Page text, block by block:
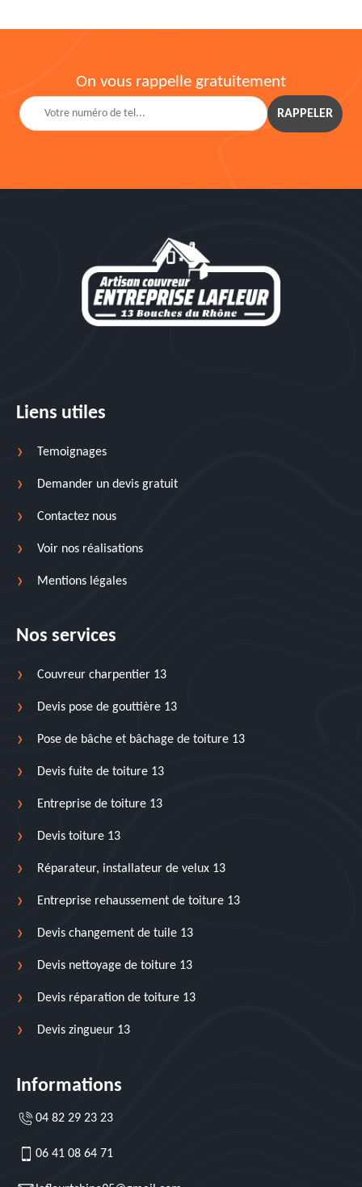
On vous rappelle gratuitement
Liens utiles
Temoignages
Demander un devis gratuit
Contactez nous
Voir nos réalisations
Mentions légales
Nos services
Couvreur charpentier 13
Devis pose de gouttière 13
Pose de bâche et bâchage de toiture 13
Devis fuite de toiture 13
Entreprise de toiture 13
Devis toiture 13
Réparateur, installateur de velux 13
Entreprise rehaussement de toiture 13
Devis changement de tuile 13
Devis nettoyage de toiture 13
Devis réparation de toiture 13
Devis zingueur 13
Informations
04 82 29 23 23
06 41 08 64 71